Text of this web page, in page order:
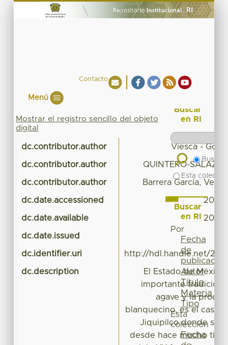
Contacto
Menú
Mostrar el registro sencillo del objeto
digital
dc.contributor.author Viesca -
dc.contributor.author QUINTERO-
dc.contributor.author Barrera García,
dc.date.accessioned 2016-
dc.date.available 2016-
dc.date.issued
dc.identifier.uri http://hdl.handle.net/
dc.description
El Estado de
importante tradición
agave y la
blanquecino, es el caso
Jiquipilco donde se
desde hace mucho
Buscar
en RI
Buscar
Esta
Buscar
en RI
Por
Fecha
de
publicación
Autor
Título
Materia
Tipo
Esta
colección
Fecha